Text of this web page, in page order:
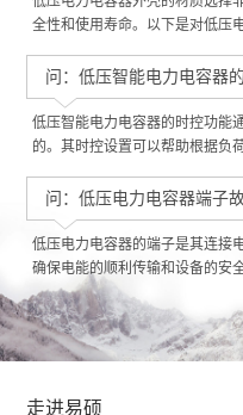
全性和使用寿命。以下是对低压
问：低压智能电力电容器
低压智能电力电容器的时控功能
的。其时控设置可以帮助根据负
调的？一、低压智能电力电容器
问：低压电力电容器端子
低压电力电容器的端子是其连接
确保电能的顺利传输和设备的安
电容器失效、设备损坏，甚至引
器端子故障及其预防措施的详细分
走进易硕